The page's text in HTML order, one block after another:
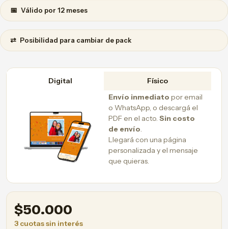
📅 Válido por 12 meses
⇄ Posibilidad para cambiar de pack
Digital
Físico
Envío inmediato por email
o WhatsApp, o descargá el
PDF en el acto. Sin costo
de envío.
Llegará con una página
personalizada y el mensaje
que quieras.
$50.000
3 cuotas sin interés